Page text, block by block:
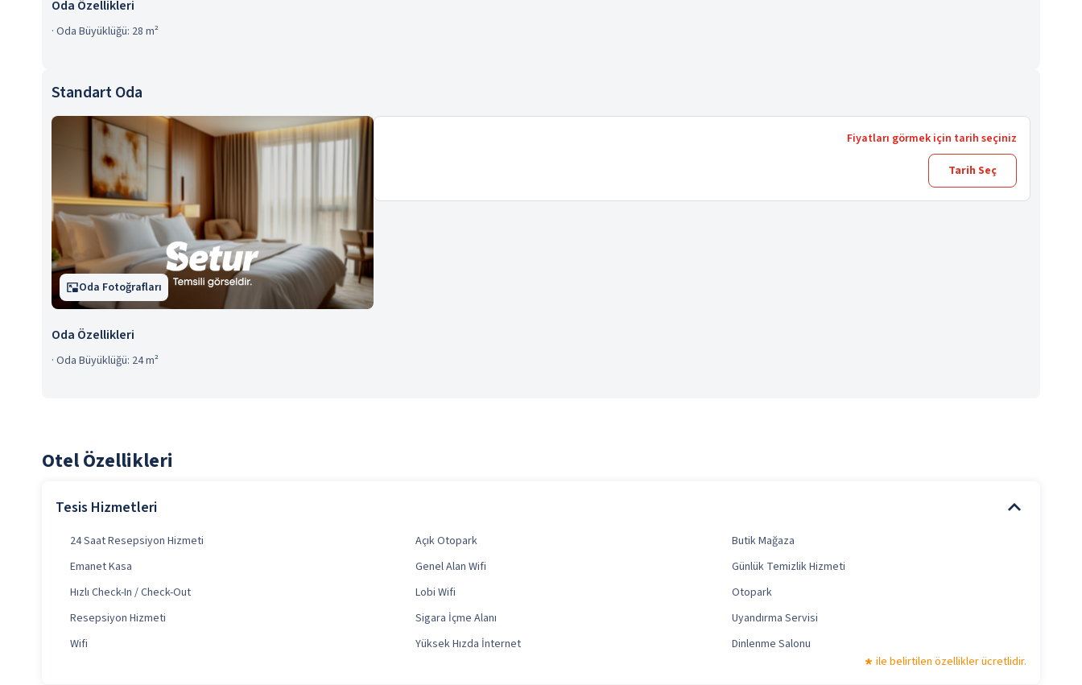
Oda Özellikleri
· Oda Büyüklüğü: 28 m²
Standart Oda
Oda Fotoğrafları
Oda Özellikleri
· Oda Büyüklüğü: 24 m²
Fiyatları görmek için tarih seçiniz
Tarih Seç
Otel Özellikleri
Tesis Hizmetleri
24 Saat Resepsiyon Hizmeti Açık Otopark
Butik Mağaza
Emanet Kasa
Genel Alan Wifi
Günlük Temizlik Hizmeti
Hızlı Check-In / Check-Out
Lobi Wifi
Otopark
Resepsiyon Hizmeti
Sigara İçme Alanı
Uyandırma Servisi
Wifi
Yüksek Hızda İnternet
Dinlenme Salonu
ile belirtilen özellikler ücretlidir.